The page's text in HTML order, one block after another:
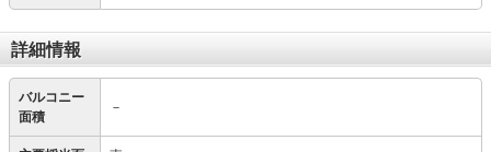
詳細情報
バルコニー
面積
－